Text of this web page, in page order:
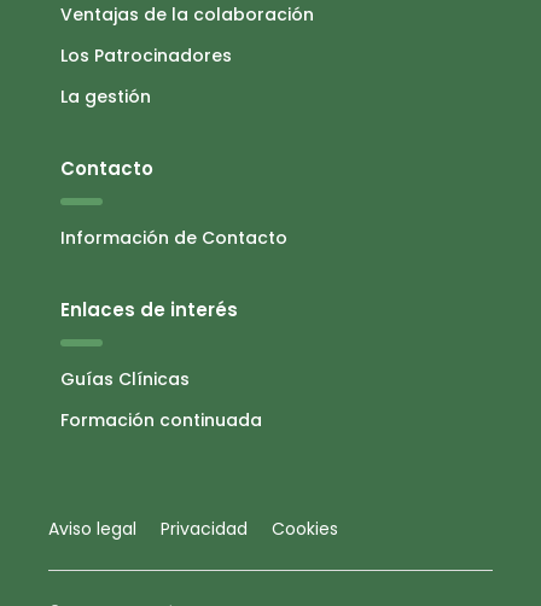
Ventajas de la colaboración
Los Patrocinadores
La gestión
Contacto
Información de Contacto
Enlaces de interés
Guías Clínicas
Formación continuada
Aviso legal Privacidad Cookies